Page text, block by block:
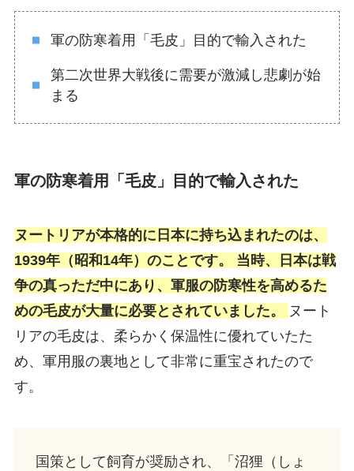
軍の防寒着用「毛皮」目的で輸入された
第二次世界大戦後に需要が激減し悲劇が始
まる
軍の防寒着用「毛皮」目的で輸入された
ヌートリアが本格的に日本に持ち込まれたのは、
1939年（昭和14年）のことです。 当時、日本は戦
争の真っただ中にあり、 軍服の防寒性を高めるた
めの毛皮が大量に必要とされていました。
ヌート
リアの毛皮は、柔らかく保温性に優れていたた
め、軍用服の裏地として非常に重宝されたので
す。
国策として飼育が奨励され、「沼狸（しょ